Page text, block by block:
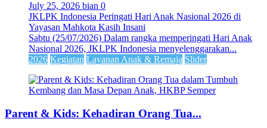
July 25, 2026 bian 0
JKLPK Indonesia Peringati Hari Anak Nasional 2026 di
Yayasan Mahkota Kasih Insani
Sabtu (25/07/2026) Dalam rangka memperingati Hari Anak
Nasional 2026, JKLPK Indonesia menyelenggarakan...
2026 Kegiatan Layanan Anak & Remaja Slider
Parent & Kids: Kehadiran Orang Tua...